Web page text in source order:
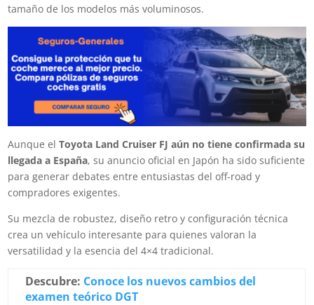
tamaño de los modelos más voluminosos.
Aunque elToyota Land Cruiser FJ aún no tiene confirmada su
llegada a España, su anuncio oficial en Japón ha sido suficiente
para generar debates entre entusiastas del off-road y
compradores exigentes.
Su mezcla de robustez, diseño retro y configuración técnica
crea un vehículo interesante para quienes valoran la
versatilidad y la esencia del 4×4 tradicional.
Descubre: Conoce los nuevos cambios del
examen teórico DGT